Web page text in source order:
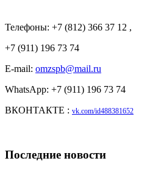
Телефоны: +7 (812) 366 37 12 ,
+7 (911) 196 73 74
E-mail: omzspb@mail.ru
WhatsApp: +7 (911) 196 73 74
ВКОНТАКТЕ : vk.com/id488381652
Последние новости